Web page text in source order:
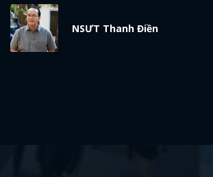
ĐĂNG NHẬP
NSƯT Thanh Điền